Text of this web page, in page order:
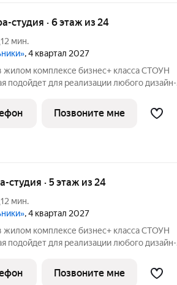
студия · 6 этаж из 24
12 мин.
, 4 квартал 2027
жилом комплексе бизнес+ класса СТОУН
подойдет для реализации любого дизайн-
рядом с парком «Сокольники» в пешей
Позвоните мне
студия · 5 этаж из 24
12 мин.
, 4 квартал 2027
жилом комплексе бизнес+ класса СТОУН
подойдет для реализации любого дизайн-
рядом с парком «Сокольники» в пешей
Позвоните мне